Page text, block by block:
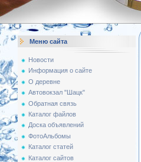
Меню сайта
Новости
Информация о сайте
О деревне
Автовокзал "Шацк"
Обратная связь
Каталог файлов
Доска объявлений
ФотоАльбомы
Каталог статей
Каталог сайтов